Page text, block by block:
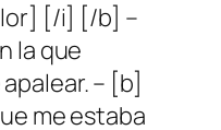
[/i] [/b] –
la que
– [b]
me estaba